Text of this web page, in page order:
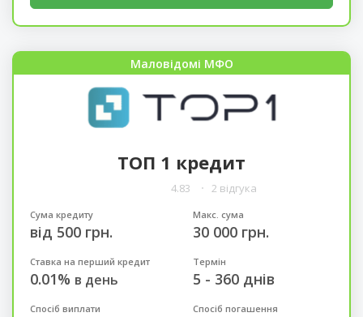
Маловідомі МФО
ТОП 1 кредит
4.83 2 відгука
Сума кредиту
від 500 грн.
Макс. сума
30 000 грн.
Ставка на перший кредит
0.01% в день
Термін
5 - 360 днів
Спосіб виплати Спосіб погашення